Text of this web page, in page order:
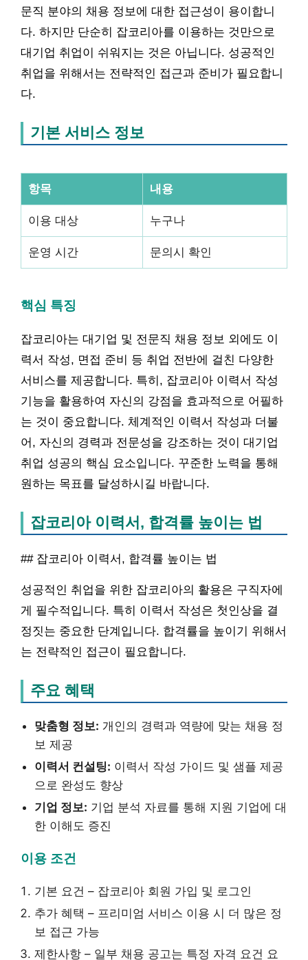
문직 분야의 채용 정보에 대한 접근성이 용이합니
다. 하지만 단순히 잡코리아를 이용하는 것만으로
대기업 취업이 쉬워지는 것은 아닙니다. 성공적인
취업을 위해서는 전략적인 접근과 준비가 필요합니
다.
기본 서비스 정보
항목 내용
이용 대상 누구나
운영 시간 문의시 확인
핵심 특징
잡코리아는 대기업 및 전문직 채용 정보 외에도 이
력서 작성, 면접 준비 등 취업 전반에 걸친 다양한
서비스를 제공합니다. 특히, 잡코리아 이력서 작성
기능을 활용하여 자신의 강점을 효과적으로 어필하
는 것이 중요합니다. 체계적인 이력서 작성과 더불
어, 자신의 경력과 전문성을 강조하는 것이 대기업
취업 성공의 핵심 요소입니다. 꾸준한 노력을 통해
원하는 목표를 달성하시길 바랍니다.
잡코리아 이력서, 합격률 높이는 법
## 잡코리아 이력서, 합격률 높이는 법
성공적인 취업을 위한 잡코리아의 활용은 구직자에
게 필수적입니다. 특히 이력서 작성은 첫인상을 결
정짓는 중요한 단계입니다. 합격률을 높이기 위해서
는 전략적인 접근이 필요합니다.
주요 혜택
맞춤형 정보: 개인의 경력과 역량에 맞는 채용 정
보 제공
이력서 컨설팅: 이력서 작성 가이드 및 샘플 제공
으로 완성도 향상
기업 정보: 기업 분석 자료를 통해 지원 기업에 대
한 이해도 증진
이용 조건
기본 요건 – 잡코리아 회원 가입 및 로그인
추가 혜택 – 프리미엄 서비스 이용 시 더 많은 정
보 접근 가능
제한사항 – 일부 채용 공고는 특정 자격 요건 요